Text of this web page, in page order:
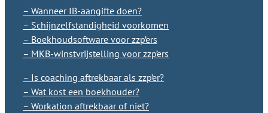
– Wanneer IB-aangifte doen?
– Schijnzelfstandigheid voorkomen
– Boekhoudsoftware voor zzp’ers
– MKB-winstvrijstelling voor zzp’ers
– Is coaching aftrekbaar als zzp’er?
– Wat kost een boekhouder?
– Workation aftrekbaar of niet?